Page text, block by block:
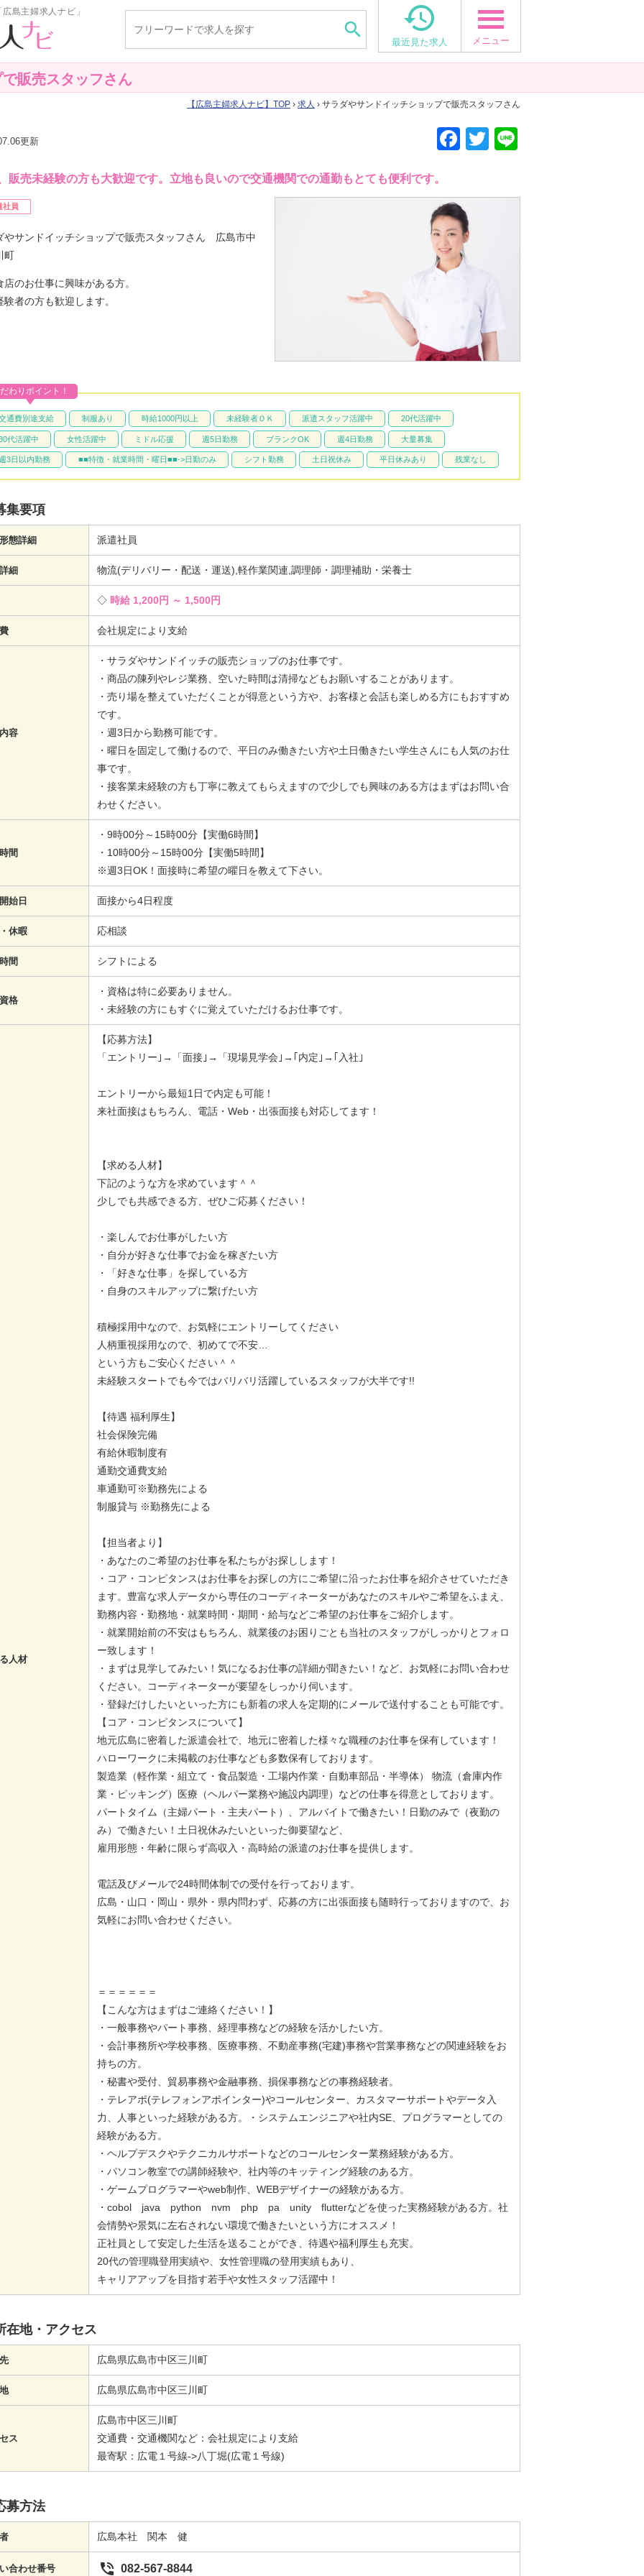
島主婦求人ナビ」
 
最近見た求人 メニュー
販売スタッフさん
広島主婦求人ナビ TOP › 求人 › サラダやサンドイッチショップで販売スタッフさん
更新
販売未経験の方も大歓迎です。立地も良いので交通機関での通勤もとても便利です。
社員
F
e
b
o
T
やサンドイッチショップで販売スタッフさん 広島市中
町
店のお仕事に興味がある方。
験者の方も歓迎します。
通費別途支給 制服あり 時給1000円以上 未経験者ＯＫ 派遣スタッフ活躍中 20代活躍中
代活躍中 女性活躍中 ミドル応援 週5日勤務 ブランクOK 週4日勤務 大量募集
3日以内勤務 ■■特徴・就業時間・曜日■■->日勤のみ シフト勤務 土日祝休み 平日休みあり 残業なし
わりポイント！
集要項
態詳細 派遣社員
細 物流(デリバリー・配送・運送),軽作業関連,調理師・調理補助・栄養士
時給 1,200円 ～ 1,500円
会社規定により支給
容
・サラダやサンドイッチの販売ショップのお仕事です。
・商品の陳列やレジ業務、空いた時間は清掃などもお願いすることがあります。
・売り場を整えていただくことが得意という方や、お客様と会話も楽しめる方にもおすすめ
です。
・週3日から勤務可能です。
・曜日を固定して働けるので、平日のみ働きたい方や土日働きたい学生さんにも人気のお仕
事です。
・接客業未経験の方も丁寧に教えてもらえますので少しでも興味のある方はまずはお問い合
わせください。
間
・9時00分～15時00分【実働6時間】
・10時00分～15時00分【実働5時間】
※週3日OK！面接時に希望の曜日を教えて下さい。
始日 面接から4日程度
休暇 応相談
間 シフトによる
格
・資格は特に必要ありません。
・未経験の方にもすぐに覚えていただけるお仕事です。
人材
【応募方法】
「エントリー｣→「面接｣→「現場見学会｣→｢内定｣→｢入社｣
エントリーから最短1日で内定も可能！
来社面接はもちろん、電話・Web・出張面接も対応してます！
【求める人材】
下記のような方を求めています＾＾
少しでも共感できる方、ぜひご応募ください！
・楽しんでお仕事がしたい方
・自分が好きな仕事でお金を稼ぎたい方
・「好きな仕事」を探している方
・自身のスキルアップに繋げたい方
積極採用中なので、お気軽にエントリーしてください
人柄重視採用なので、初めてで不安…
という方もご安心ください＾＾
未経験スタートでも今ではバリバリ活躍しているスタッフが大半です!!
【待遇 福利厚生】
社会保険完備
有給休暇制度有
通勤交通費支給
車通勤可※勤務先による
制服貸与 ※勤務先による
【担当者より】
・あなたのご希望のお仕事を私たちがお探しします！
・コア・コンピタンスはお仕事をお探しの方にご希望に沿ったお仕事を紹介させていただき
ます。豊富な求人データから専任のコーディネーターがあなたのスキルやご希望をふまえ、
勤務内容・勤務地・就業時間・期間・給与などご希望のお仕事をご紹介します。
・就業開始前の不安はもちろん、就業後のお困りごとも当社のスタッフがしっかりとフォロ
ー致します！
・まずは見学してみたい！気になるお仕事の詳細が聞きたい！など、お気軽にお問い合わせ
ください。コーディネーターが要望をしっかり伺います。
・登録だけしたいといった方にも新着の求人を定期的にメールで送付することも可能です。
【コア・コンピタンスについて】
地元広島に密着した派遣会社で、地元に密着した様々な職種のお仕事を保有しています！
ハローワークに未掲載のお仕事なども多数保有しております。
製造業（軽作業・組立て・食品製造・工場内作業・自動車部品・半導体） 物流（倉庫内作
業・ピッキング）医療（ヘルパー業務や施設内調理）などの仕事を得意としております。
パートタイム（主婦パート・主夫パート）、アルバイトで働きたい！日勤のみで（夜勤の
み）で働きたい！土日祝休みたいといった御要望など、
雇用形態・年齢に限らず高収入・高時給の派遣のお仕事を提供します。
電話及びメールで24時間体制での受付を行っております。
広島・山口・岡山・県外・県内問わず、応募の方に出張面接も随時行っておりますので、お
気軽にお問い合わせください。
＝＝＝＝＝＝
【こんな方はまずはご連絡ください！】
・一般事務やパート事務、経理事務などの経験を活かしたい方。
・会計事務所や学校事務、医療事務、不動産事務(宅建)事務や営業事務などの関連経験をお
持ちの方。
・秘書や受付、貿易事務や金融事務、損保事務などの事務経験者。
・テレアポ(テレフォンアポインター)やコールセンター、カスタマーサポートやデータ入
力、人事といった経験がある方。・システムエンジニアや社内SE、プログラマーとしての
経験がある方。
・ヘルプデスクやテクニカルサポートなどのコールセンター業務経験がある方。
・パソコン教室での講師経験や、社内等のキッティング経験のある方。
・ゲームプログラマーやweb制作、WEBデザイナーの経験がある方。
・cobol java python nvm php pa unity flutterなどを使った実務経験がある方。社
会情勢や景気に左右されない環境で働きたいという方にオススメ！
正社員として安定した生活を送ることができ、待遇や福利厚生も充実。
20代の管理職登用実績や、女性管理職の登用実績もあり、
キャリアアップを目指す若手や女性スタッフ活躍中！
在地・アクセス
広島県広島市中区三川町
広島県広島市中区三川町
ス
広島市中区三川町
交通費・交通機関など：会社規定により支給
最寄駅：広電１号線->八丁堀(広電１号線)
募方法
広島本社 関本 健
合わせ番号  082-567-8844